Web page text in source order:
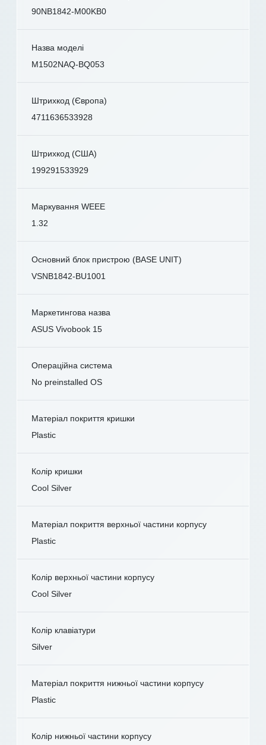
90NB1842-M00KB0
Назва моделі
M1502NAQ-BQ053
Штрихкод (Європа)
4711636533928
Штрихкод (США)
199291533929
Маркування WEEE
1.32
Основний блок пристрою (BASE UNIT)
VSNB1842-BU1001
Маркетингова назва
ASUS Vivobook 15
Операційна система
No preinstalled OS
Матеріал покриття кришки
Plastic
Колір кришки
Cool Silver
Матеріал покриття верхньої частини корпусу
Plastic
Колір верхньої частини корпусу
Cool Silver
Колір клавіатури
Silver
Матеріал покриття нижньої частини корпусу
Plastic
Колір нижньої частини корпусу